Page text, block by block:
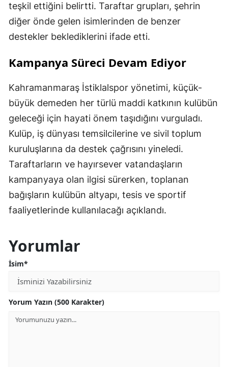
teşkil ettiğini belirtti. Taraftar grupları, şehrin
diğer önde gelen isimlerinden de benzer
destekler beklediklerini ifade etti.
Kampanya Süreci Devam Ediyor
Kahramanmaraş İstiklalspor yönetimi, küçük-
büyük demeden her türlü maddi katkının kulübün
geleceği için hayati önem taşıdığını vurguladı.
Kulüp, iş dünyası temsilcilerine ve sivil toplum
kuruluşlarına da destek çağrısını yineledi.
Taraftarların ve hayırsever vatandaşların
kampanyaya olan ilgisi sürerken, toplanan
bağışların kulübün altyapı, tesis ve sportif
faaliyetlerinde kullanılacağı açıklandı.
Yorumlar
İsim*
Yorum Yazın (500 Karakter)